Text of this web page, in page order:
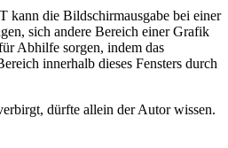
kann die Bildschirmausgabe bei einer
sich andere Bereich einer Grafik
Abhilfe sorgen, indem das
innerhalb dieses Fensters durch
dürfte allein der Autor wissen.